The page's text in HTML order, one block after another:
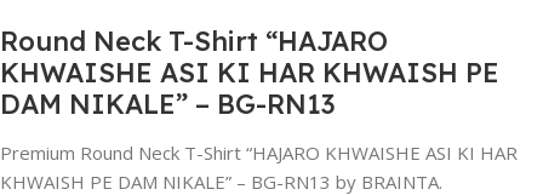
Round Neck T-Shirt “HAJARO
KHWAISHE ASI KI HAR KHWAISH PE
DAM NIKALE” – BG-RN13
Premium Round Neck T-Shirt “HAJARO KHWAISHE ASI KI HAR
KHWAISH PE DAM NIKALE” – BG-RN13 by BRAINTA.